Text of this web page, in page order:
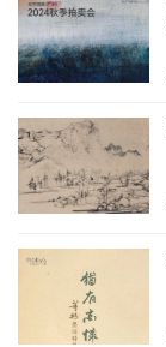
网络拍卖
新闻中心